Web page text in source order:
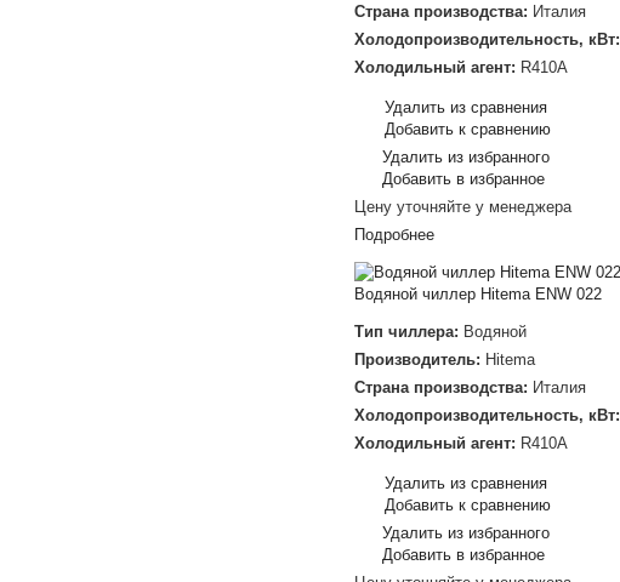
Страна производства: Италия
Холодопроизводительность, кВт:
Холодильный агент: R410A
Удалить из сравнения
Добавить к сравнению
Удалить из избранного
Добавить в избранное
Цену уточняйте у менеджера
Подробнее
Водяной чиллер Hitema ENW 022
Тип чиллера: Водяной
Производитель: Hitema
Страна производства: Италия
Холодопроизводительность, кВт:
Холодильный агент: R410A
Удалить из сравнения
Добавить к сравнению
Удалить из избранного
Добавить в избранное